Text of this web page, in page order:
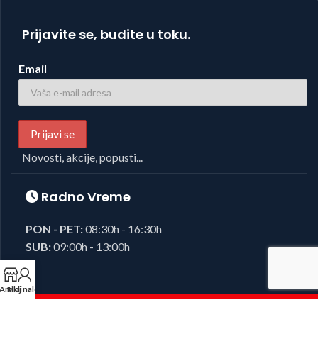
Prijavite se, budite u toku.
Email
Novosti, akcije, popusti...
Radno Vreme
PON - PET:08:30h - 16:30h
SUB:09:00h - 13:00h
Artikli
Moj nalog